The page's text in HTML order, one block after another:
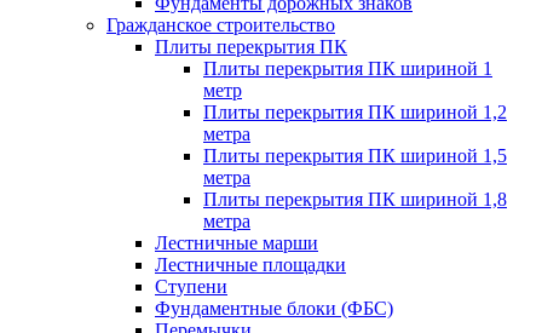
Гражданское строительство
Плиты перекрытия ПК
Плиты перекрытия ПК шириной 1
метр
Плиты перекрытия ПК шириной 1,2
метра
Плиты перекрытия ПК шириной 1,5
метра
Плиты перекрытия ПК шириной 1,8
метра
Лестничные марши
Лестничные площадки
Ступени
Фундаментные блоки (ФБС)